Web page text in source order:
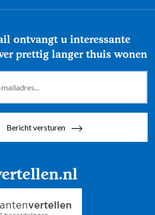
ontvangt u interessante
prettig langer thuis wonen
Bericht versturen